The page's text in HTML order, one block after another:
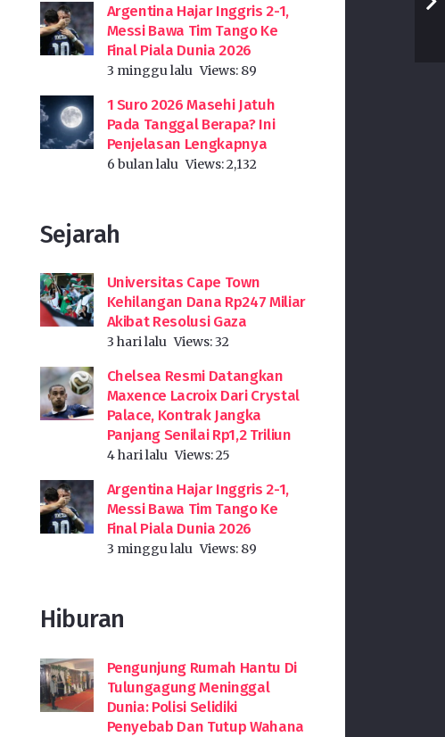
Argentina Hajar Inggris 2-1,
Messi Bawa Tim Tango Ke
Final Piala Dunia 2026
3 minggu lalu Views: 89
1 Suro 2026 Masehi Jatuh
Pada Tanggal Berapa? Ini
Penjelasan Lengkapnya
6 bulan lalu Views:2,132
Sejarah
Universitas Cape Town
Kehilangan Dana Rp247 Miliar
Akibat Resolusi Gaza
3 hari lalu Views:32
Chelsea Resmi Datangkan
Maxence Lacroix Dari Crystal
Palace, Kontrak Jangka
Panjang Senilai Rp1,2 Triliun
4 hari lalu Views:25
Argentina Hajar Inggris 2-1,
Messi Bawa Tim Tango Ke
Final Piala Dunia 2026
3 minggu lalu Views: 89
Hiburan
Pengunjung Rumah Hantu Di
Tulungagung Meninggal
Dunia: Polisi Selidiki
Penyebab Dan Tutup Wahana